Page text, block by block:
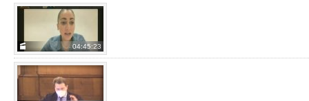
SEDUTA DEL 04/04/22
Seduta del 04/04/22
04:45:23
SEDUTA DEL 28/03/22
Seduta del 28/03/22